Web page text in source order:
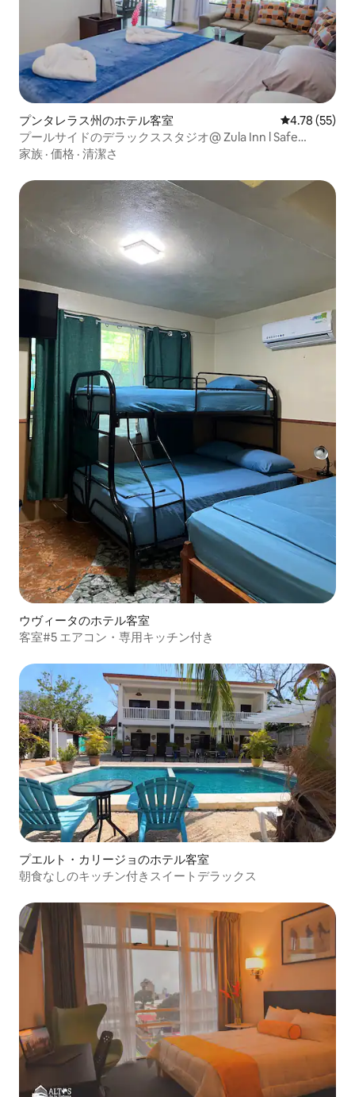
プンタレラス州のホテル客室 レビュー55
4.78 (55)
プールサイドのデラックススタジオ@ Zula Inn l Safe
Parking
家族 · 価格 · 清潔さ
ウヴィータのホテル客室
客室#5 エアコン・専用キッチン付き
プエルト・カリージョのホテル客室
朝食なしのキッチン付きスイートデラックス